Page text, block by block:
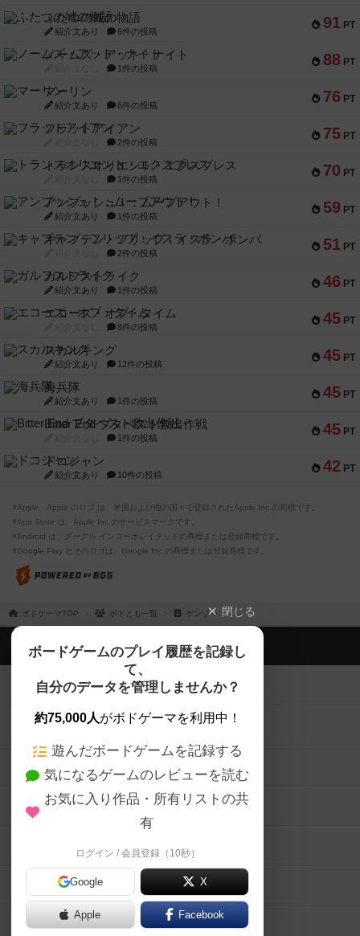
91 PT
ふたつの城の物語
紹介文あり 6件の投稿
88 PT
ノームズ・アット・ナイト
1件の投稿
76 PT
マーリン
紹介文あり 6件の投稿
75 PT
フラットアイアン
2件の投稿
70 PT
トランスオリエント・エクスプレス
1件の投稿
59 PT
アンブッシュ！：ムーブアウト！
紹介文あり 1件の投稿
51 PT
キャプテン・フリップ：イスラ・ボンバ
2件の投稿
46 PT
ガルフストライク
紹介文あり 1件の投稿
45 PT
エコーズ・オブ・タイム
8件の投稿
45 PT
スカルキング
紹介文あり 12件の投稿
45 PT
海兵隊
紹介文あり 1件の投稿
45 PT
Bitter End ブタペスト救出作戦
1件の投稿
42 PT
ドコジャン
紹介文あり 10件の投稿
※Apple、Apple のロゴ は、米国および他の国々で登録されたApple Inc.の商標です。
※App Store は、Apple Inc.のサービスマークです。
※Android は、グーグル インコーポレイテッドの商標または登録商標です。
※Google Play とそのロゴは、Google Inc.の商標または登録商標です。
ボドゲーマTOP ボドとも一覧 ゲンゾー 閉じる
ボードゲームのプレイ履歴を記録し
て、
自分のデータを管理しませんか？
約75,000人がボドゲーマを利用中！
遊んだボードゲームを記録する
気になるゲームのレビューを読む
お気に入り作品・所有リストの共
有
ログイン / 会員登録（10秒）
Google X
Apple Facebook
ボドゲーマTOP
ボードゲームを検索する
ボードゲームの新着レビュー
ボードゲーム会情報
メカニクス特集
掲示板・トピックス
ボドとも・会員一覧
ボードゲーム業界コラム